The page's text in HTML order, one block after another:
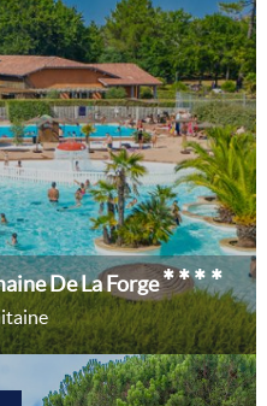
De La Forge****